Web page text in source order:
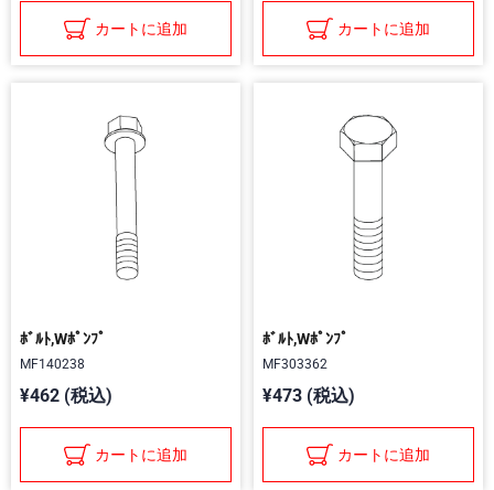
カートに追加 カートに追加
ﾎﾞﾙﾄ,Wﾎﾟﾝﾌﾟ
MF140238
¥462 (税込)
カートに追加
ﾎﾞﾙﾄ,Wﾎﾟﾝﾌﾟ
MF303362
¥473 (税込)
カートに追加